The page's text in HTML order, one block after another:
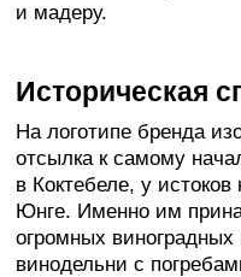
и мадеру.
Историческая
На логотипе бренда
отсылка к самому
в Коктебеле, у
Юнге. Именно им
огромных
винодельни с